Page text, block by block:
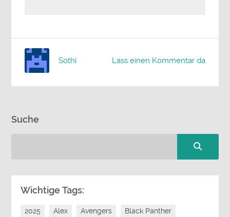
Lass einen Kommentar da
Sothi
Suche
Wichtige Tags:
2025 Alex Avengers
Black Panther